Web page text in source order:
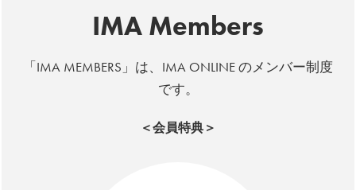
IMA Members
「IMA MEMBERS」は、IMA ONLINE のメンバー制度
です。
＜会員特典＞